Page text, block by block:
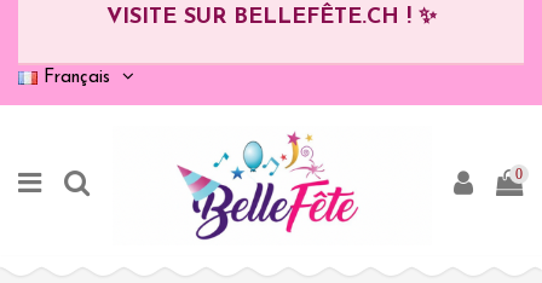
VISITE SUR BELLEFÊTE.CH ! ✨
Français
0